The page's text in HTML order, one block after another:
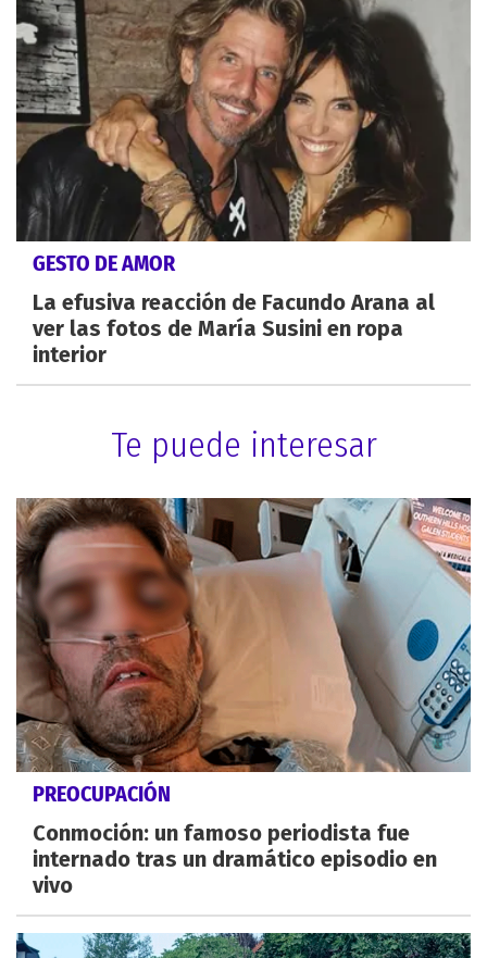
GESTO DE AMOR
La efusiva reacción de Facundo Arana al
ver las fotos de María Susini en ropa
interior
Te puede interesar
PREOCUPACIÓN
Conmoción: un famoso periodista fue
internado tras un dramático episodio en
vivo